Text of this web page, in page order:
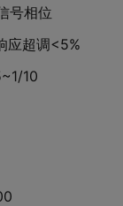
号相位
应超调<5%
10